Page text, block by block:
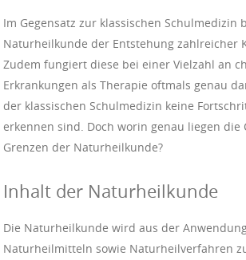
Im Gegensatz zur klassischen Schulmedizin
Naturheilkunde der Entstehung zahlreicher
Zudem fungiert diese bei einer Vielzahl an
Erkrankungen als Therapie oftmals genau
der klassischen Schulmedizin keine
erkennen sind. Doch worin genau liegen die
Grenzen der Naturheilkunde?
Inhalt der Naturheilkunde
Die Naturheilkunde wird aus der
Naturheilmitteln sowie Naturheilverfahren